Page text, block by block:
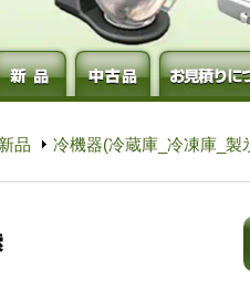
新品 冷機器(冷蔵庫_冷凍庫_製